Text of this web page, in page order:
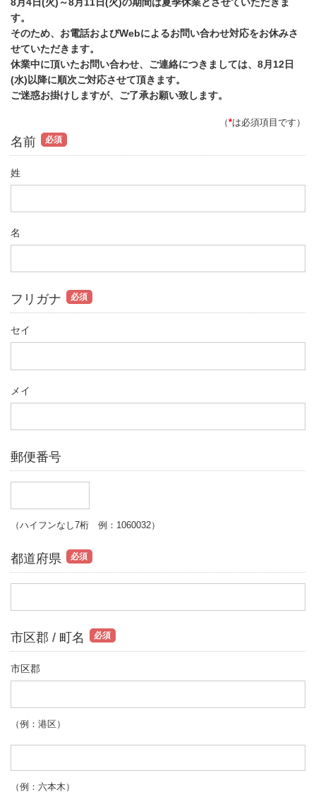
す。
そのため、お電話およびWebによるお問い合わせ対応をお休みさ
せていただきます。
休業中に頂いたお問い合わせ、ご連絡につきましては、8月12日
(水)以降に順次ご対応させて頂きます。
ご迷惑お掛けしますが、ご了承お願い致します。